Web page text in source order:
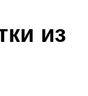
из